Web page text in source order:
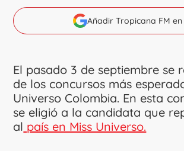
Añadir Tropicana FM
El pasado 3 de septiembre se
de los concursos más
Universo Colombia. En esta
se eligió a la candidata que
al país en Miss Universo.